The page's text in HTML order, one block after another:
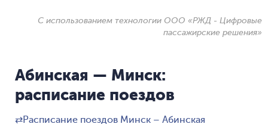
С использованием технологии ООО «РЖД - Цифровые
пассажирские решения»
Абинская — Минск:
расписание поездов
⇄Расписание поездов Минск – Абинская